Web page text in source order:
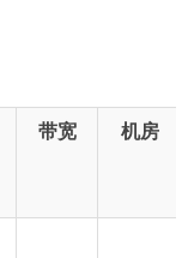
带宽 机房